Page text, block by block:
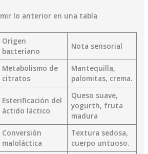
lo anterior en una tabla
Origen
bacteriano
Nota sensorial
Metabolismo de
citratos
Mantequilla,
palomitas, crema.
Esterificación del
áctido láctico
Queso suave,
yogurth, fruta
madura
Conversión
maloláctica
Textura sedosa,
cuerpo untuoso.